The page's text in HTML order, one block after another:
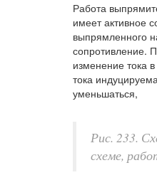
Работа
имеет активное
выпрямленного
сопротивление.
изменение тока
тока
уменьшаться,
Рис. 233.
схеме,